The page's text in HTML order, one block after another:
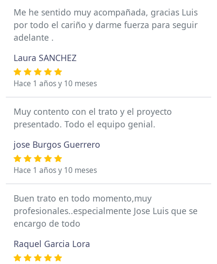
Me he sentido muy acompañada, gracias Luis
por todo el cariño y darme fuerza para seguir
adelante .
Laura SANCHEZ
Hace 1 años y 10 meses
Muy contento con el trato y el proyecto
presentado. Todo el equipo genial.
jose Burgos Guerrero
Hace 1 años y 10 meses
Buen trato en todo momento,muy
profesionales..especialmente Jose Luis que se
encargo de todo
Raquel Garcia Lora